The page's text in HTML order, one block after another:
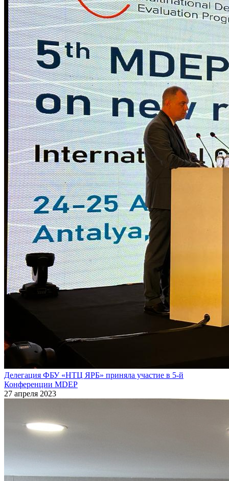
Делегация ФБУ «НТЦ ЯРБ» приняла участие в 5-й
Конференции MDEP
27 апреля 2023